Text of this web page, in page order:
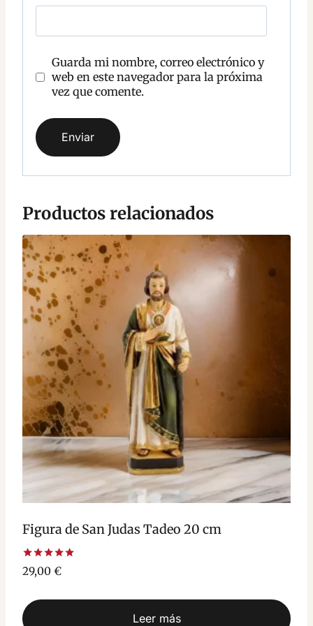
o
Guarda mi nombre, correo electrónico y
web en este navegador para la próxima
vez que comente.
Productos relacionados
Figura de San Judas Tadeo 20 cm
Valorado
con
de 5
29,00 €
Leer más